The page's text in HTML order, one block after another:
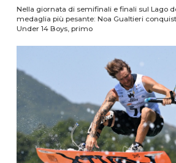
Nella giornata di semifinali e finali sul Lago
medaglia più pesante: Noa Gualtieri
Under 14 Boys, primo